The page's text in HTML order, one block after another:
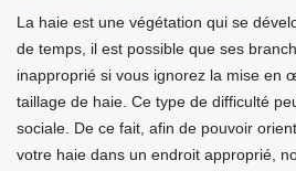
La haie est une végétation qui se
de temps, il est possible que ses
inapproprié si vous ignorez la mise en
taillage de haie. Ce type de difficulté
sociale. De ce fait, afin de pouvoir
votre haie dans un endroit approprié,